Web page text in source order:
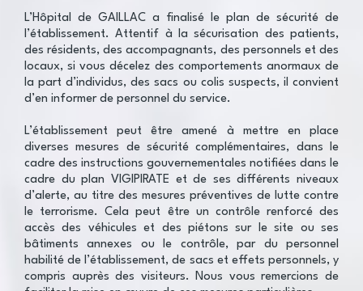
L’Hôpital de GAILLAC a finalisé le plan de sécurité de
l’établissement. Attentif à la sécurisation des patients,
des résidents, des accompagnants, des personnels et des
locaux, si vous décelez des comportements anormaux de
la part d’individus, des sacs ou colis suspects, il convient
d’en informer de personnel du service.
L’établissement peut être amené à mettre en place
diverses mesures de sécurité complémentaires, dans le
cadre des instructions gouvernementales notifiées dans le
cadre du plan VIGIPIRATE et de ses différents niveaux
d’alerte, au titre des mesures préventives de lutte contre
le terrorisme. Cela peut être un contrôle renforcé des
accès des véhicules et des piétons sur le site ou ses
bâtiments annexes ou le contrôle, par du personnel
habilité de l’établissement, de sacs et effets personnels, y
compris auprès des visiteurs. Nous vous remercions de